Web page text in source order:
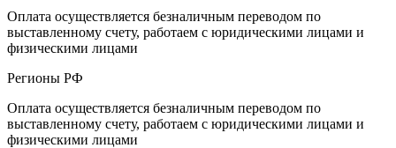
Оплата осуществляется безналичным переводом по
выставленному счету, работаем с юридическими лицами и
физическими лицами
Регионы РФ
Оплата осуществляется безналичным переводом по
выставленному счету, работаем с юридическими лицами и
физическими лицами